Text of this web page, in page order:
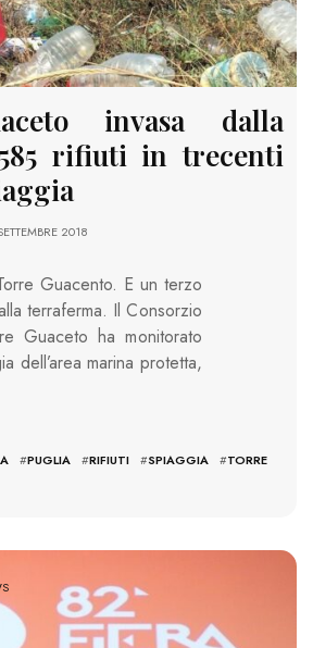
invasa dalla
rifiuti in trecenti
2018
Guacento. E un terzo
terraferma. Il Consorzio
Guaceto ha monitorato
dell’area marina protetta,
#PUGLIA #RIFIUTI #SPIAGGIA #TORRE